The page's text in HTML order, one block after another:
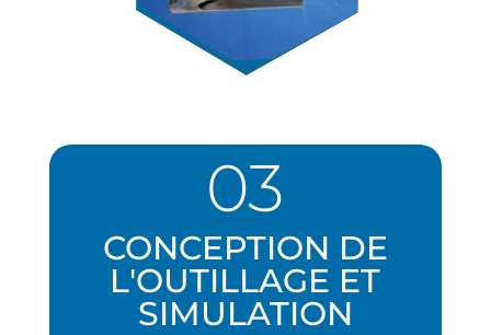
03
CONCEPTION DE
L'OUTILLAGE ET
SIMULATION